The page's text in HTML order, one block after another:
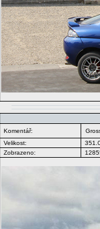
Komentář:
Velikost:
Zobrazeno: